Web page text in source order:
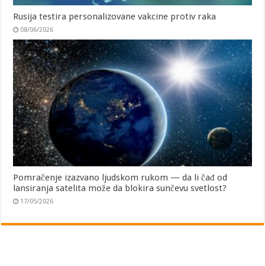
Rusija testira personalizovane vakcine protiv raka
08/06/2026
Pomračenje izazvano ljudskom rukom — da li čađ od
lansiranja satelita može da blokira sunčevu svetlost?
17/05/2026